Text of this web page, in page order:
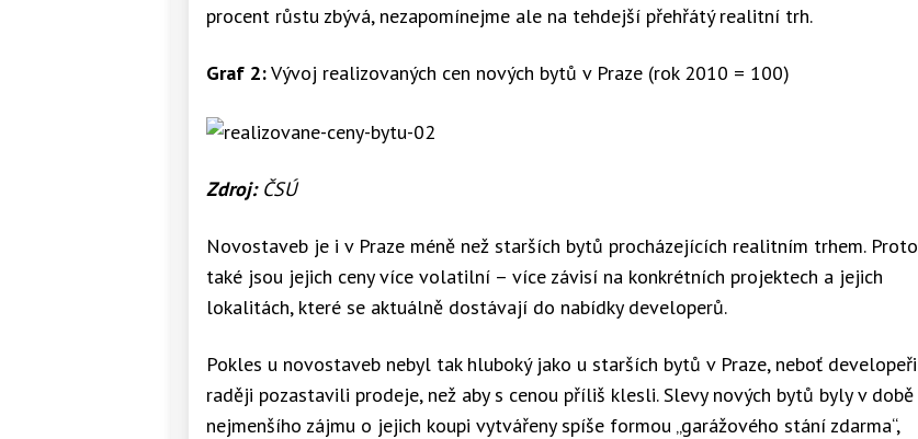
procent růstu zbývá, nezapomínejme ale na tehdejší přehřátý realitní trh.
Graf 2:Vývoj realizovaných cen nových bytů v Praze (rok 2010 = 100)
Zdroj:ČSÚ
Novostaveb je i v Praze méně než starších bytů procházejících realitním trhem. Proto
také jsou jejich ceny více volatilní – více závisí na konkrétních projektech a jejich
lokalitách, které se aktuálně dostávají do nabídky developerů.
Pokles u novostaveb nebyl tak hluboký jako u starších bytů v Praze, neboť developeři
raději pozastavili prodeje, než aby s cenou příliš klesli. Slevy nových bytů byly v době
nejmenšího zájmu o jejich koupi vytvářeny spíše formou „garážového stání zdarma“,